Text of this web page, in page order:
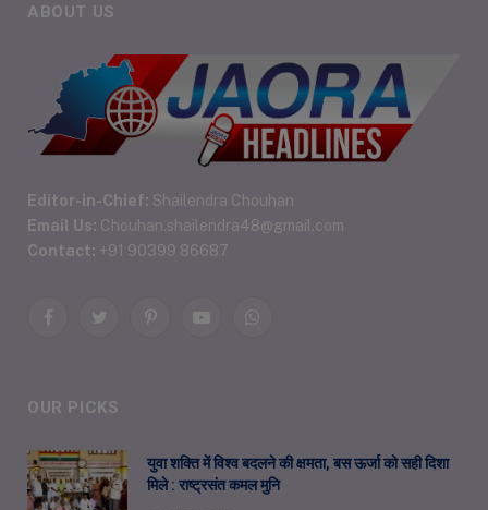
ABOUT US
Editor-in-Chief: Shailendra Chouhan
Email Us: Chouhan.shailendra48@gmail.com
Contact: +91 90399 86687
FacebookTwitterPinterestYouTubeWhatsApp
OUR PICKS
युवा शक्ति में विश्व बदलने की क्षमता, बस ऊर्जा को सही दिशा
मिले : राष्ट्रसंत कमल मुनि